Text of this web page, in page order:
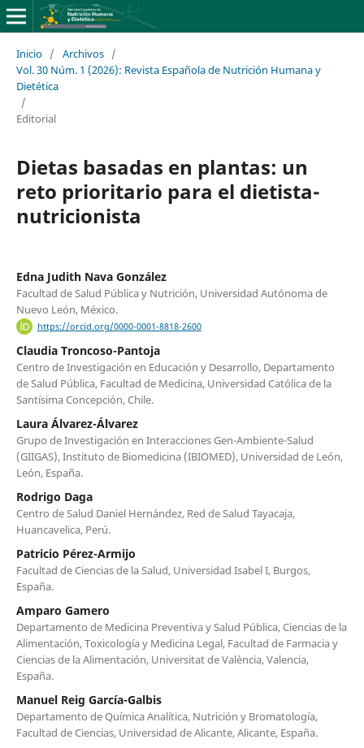
Inicio / Archivos /
Vol. 30 Núm. 1 (2026): Revista Española de Nutrición Humana y
Dietética
/
Editorial
Dietas basadas en plantas: un
reto prioritario para el dietista-
nutricionista
Edna Judith Nava González
Facultad de Salud Pública y Nutrición, Universidad Autónoma de
Nuevo León, México.
https://orcid.org/0000-0001-8818-2600
Claudia Troncoso-Pantoja
Centro de Investigación en Educación y Desarrollo, Departamento
de Salud Pública, Facultad de Medicina, Universidad Católica de la
Santísima Concepción, Chile.
Laura Álvarez-Álvarez
Grupo de Investigación en Interacciones Gen-Ambiente-Salud
(GIIGAS), Instituto de Biomedicina (IBIOMED), Universidad de León,
León, España.
Rodrigo Daga
Centro de Salud Daniel Hernández, Red de Salud Tayacaja,
Huancavelica, Perú.
Patricio Pérez-Armijo
Facultad de Ciencias de la Salud, Universidad Isabel I, Burgos,
España.
Amparo Gamero
Departamento de Medicina Preventiva y Salud Pública, Ciencias de la
Alimentación, Toxicología y Medicina Legal, Facultad de Farmacia y
Ciencias de la Alimentación, Universitat de València, Valencia,
España.
Manuel Reig García-Galbis
Departamento de Química Analítica, Nutrición y Bromatología,
Facultad de Ciencias, Universidad de Alicante, Alicante, España.